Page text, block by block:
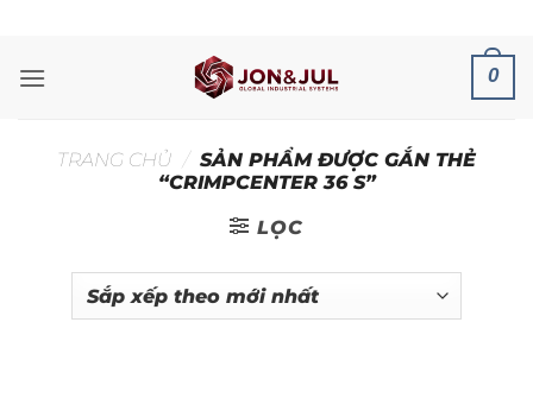
nội
0
TRANG CHỦ / SẢN PHẨM ĐƯỢC GẮN THẺ
“CRIMPCENTER 36 S”
LỌC